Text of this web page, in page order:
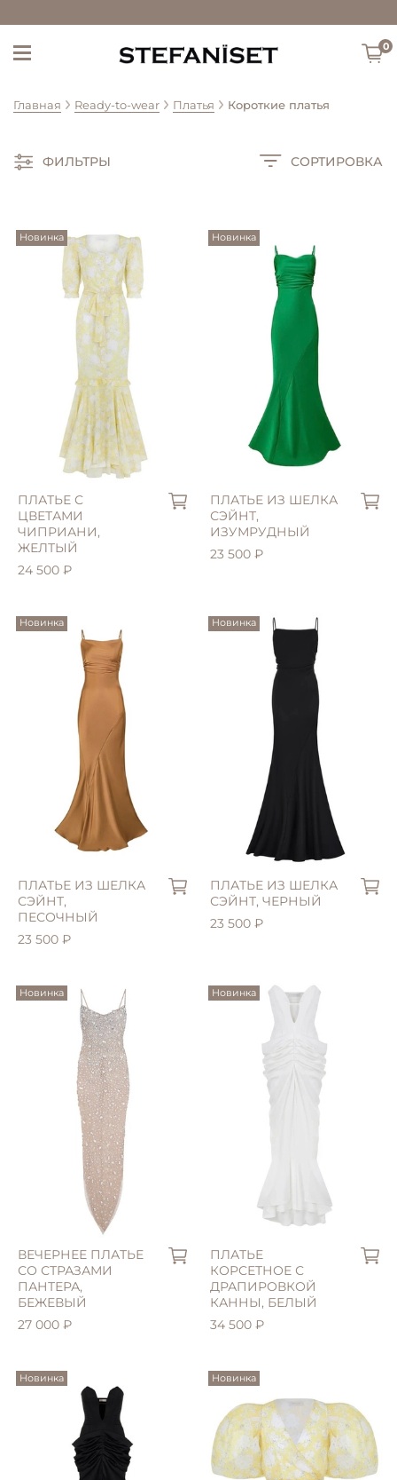
0
Главная Ready-to-wear Платья Короткие платья
ФИЛЬТРЫ СОРТИРОВКА
Новинка
ПЛАТЬЕ С
ЦВЕТАМИ
ЧИПРИАНИ,
ЖЕЛТЫЙ
24 500 ₽
Новинка
ПЛАТЬЕ ИЗ ШЕЛКА
СЭЙНТ,
ИЗУМРУДНЫЙ
23 500 ₽
Новинка
ПЛАТЬЕ ИЗ ШЕЛКА
СЭЙНТ,
ПЕСОЧНЫЙ
23 500 ₽
Новинка
ПЛАТЬЕ ИЗ ШЕЛКА
СЭЙНТ, ЧЕРНЫЙ
23 500 ₽
Новинка
L (46)
ВЕЧЕРНЕЕ ПЛАТЬЕ
СО СТРАЗАМИ
ПАНТЕРА,
БЕЖЕВЫЙ
27 000 ₽
Новинка
ПЛАТЬЕ
КОРСЕТНОЕ С
ДРАПИРОВКОЙ
КАННЫ, БЕЛЫЙ
34 500 ₽
Новинка Новинка